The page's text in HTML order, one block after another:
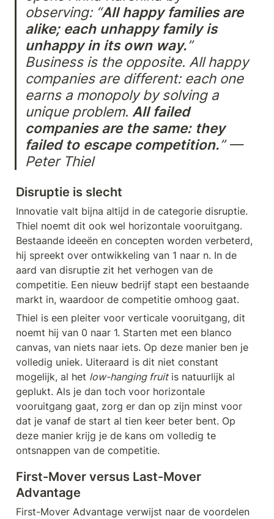
observing: “All happy families are
alike; each unhappy family is
unhappy in its own way.”
Business is the opposite. All happy
companies are different: each one
earns a monopoly by solving a
unique problem. All failed
companies are the same: they
failed to escape competition.” —
Peter Thiel
Disruptie is slecht
Innovatie valt bijna altijd in de categorie disruptie.
Thiel noemt dit ook wel horizontale vooruitgang.
Bestaande ideeën en concepten worden verbeterd,
hij spreekt over ontwikkeling van 1 naar n. In de
aard van disruptie zit het verhogen van de
competitie. Een nieuw bedrijf stapt een bestaande
markt in, waardoor de competitie omhoog gaat.
Thiel is een pleiter voor verticale vooruitgang, dit
noemt hij van 0 naar 1. Starten met een blanco
canvas, van niets naar iets. Op deze manier ben je
volledig uniek. Uiteraard is dit niet constant
mogelijk, al het low-hanging fruit is natuurlijk al
geplukt. Als je dan toch voor horizontale
vooruitgang gaat, zorg er dan op zijn minst voor
dat je vanaf de start al tien keer beter bent. Op
deze manier krijg je de kans om volledig te
ontsnappen van de competitie.
First-Mover versus Last-Mover
Advantage
First-Mover Advantage verwijst naar de voordelen